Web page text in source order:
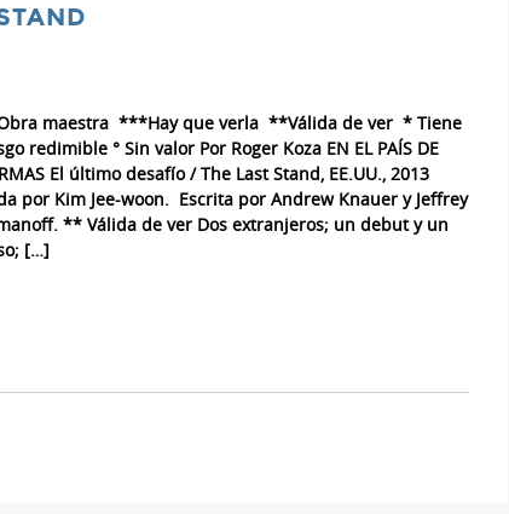
maestra ***Hay que verla **Válida de ver * Tiene
redimible ° Sin valor Por Roger Koza EN EL PAÍS DE
El último desafío / The Last Stand, EE.UU., 2013
por Kim Jee-woon. Escrita por Andrew Knauer y Jeffrey
** Válida de ver Dos extranjeros; un debut y un
[…]